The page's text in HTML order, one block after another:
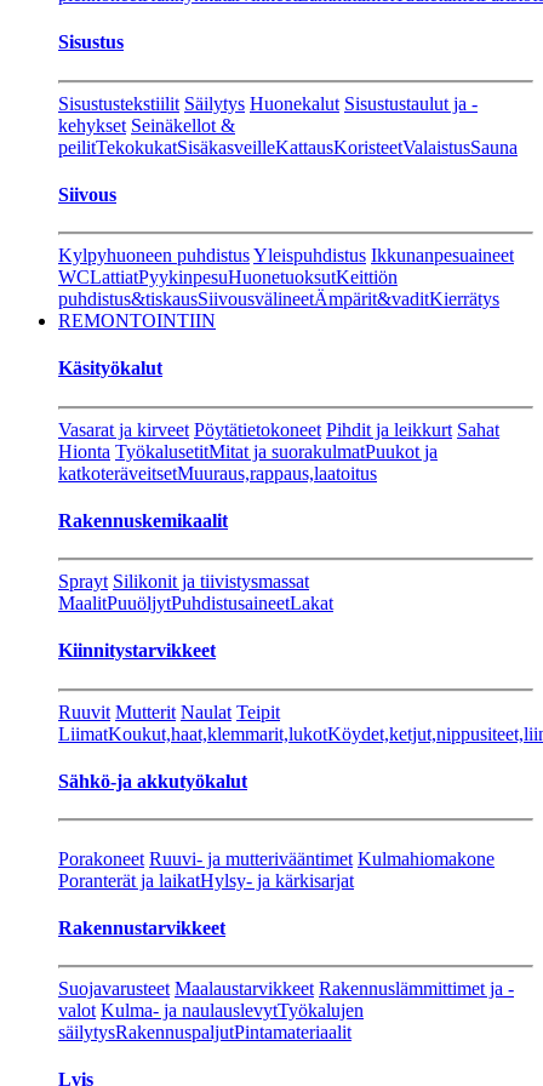
Sisustus
Sisustustekstiilit Säilytys Huonekalut Sisustustaulut ja -
kehykset Seinäkellot &
peilitTekokukatSisäkasveilleKattausKoristeetValaistusSauna
Siivous
Kylpyhuoneen puhdistusYleispuhdistus Ikkunanpesuaineet
WCLattiatPyykinpesuHuonetuoksutKeittiön
puhdistus&tiskausSiivousvälineetÄmpärit&vaditKierrätys
REMONTOINTIIN
Käsityökalut
Vasarat ja kirveet Pöytätietokoneet Pihdit ja leikkurt Sahat
Hionta TyökalusetitMitat ja suorakulmatPuukot ja
katkoteräveitsetMuuraus,rappaus,laatoitus
Rakennuskemikaalit
Sprayt Silikonit ja tiivistysmassat
MaalitPuuöljytPuhdistusaineetLakat
Kiinnitystarvikkeet
Ruuvit Mutterit Naulat Teipit
LiimatKoukut,haat,klemmarit,lukot
Sähkö-ja akkutyökalut
Porakoneet Ruuvi- ja mutterivääntimet Kulmahiomakone
Poranterät ja laikatHylsy- ja kärkisarjat
Rakennustarvikkeet
Suojavarusteet Maalaustarvikkeet Rakennuslämmittimet ja -
valot Kulma- ja naulauslevytTyökalujen
säilytysRakennuspaljutPintamateriaalit
Lvis